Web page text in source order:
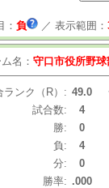
： 負 ／ 表示範囲：
名： 守口市役所野球
ランク（R）: 49.0
試合数:
4
勝:
0
負:
4
分:
0
勝率: .000